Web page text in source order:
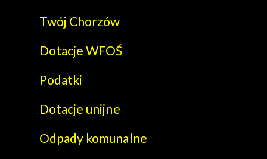
Twój Chorzów
Dotacje WFOŚ
Podatki
Dotacje unijne
Odpady komunalne